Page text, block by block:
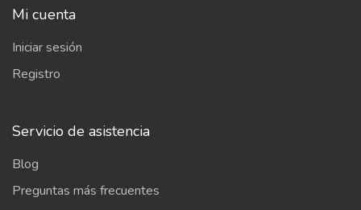
Mi cuenta
Iniciar sesión
Registro
Servicio de asistencia
Blog
Preguntas más frecuentes